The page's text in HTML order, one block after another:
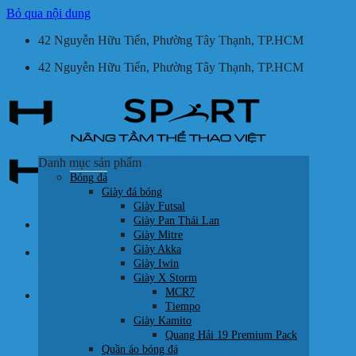
Bỏ qua nội dung
42 Nguyễn Hữu Tiến, Phường Tây Thạnh, TP.HCM
42 Nguyễn Hữu Tiến, Phường Tây Thạnh, TP.HCM
Danh mục sản phẩm
Bóng đá
Giày đá bóng
Giày Futsal
Giày Pan Thái Lan
Giày Mitre
Giày Akka
Giày Iwin
Giày X Storm
MCR7
Tiempo
Giày Kamito
Quang Hải 19 Premium Pack
Quần áo bóng đá